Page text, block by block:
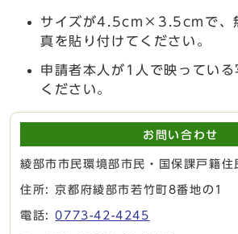
サイズが4.5cm×3.5cmで、
真を貼り付けてください。
申請者本人が1人で映ってい
ください。
お問い合わせ
綾部市市民環境部市民・国保課戸籍住
住所: 京都府綾部市若竹町8番地の1
電話:0773-42-4245